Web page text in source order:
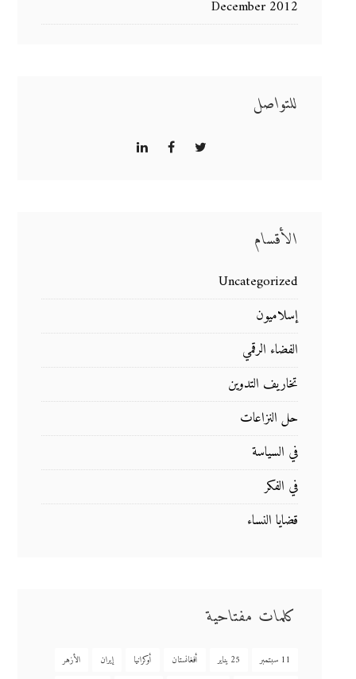
December 2012
للتواصل
الأقسام
Uncategorized
إسلاميون
الفضاء الرقمي
تخاريف التدوين
حل النزاعات
في السياسة
في الفكر
قضايا النساء
كلمات مفتاحية
11 سبتمبر 25 يناير أفغانستان أوكرانيا إيران
الأزهر